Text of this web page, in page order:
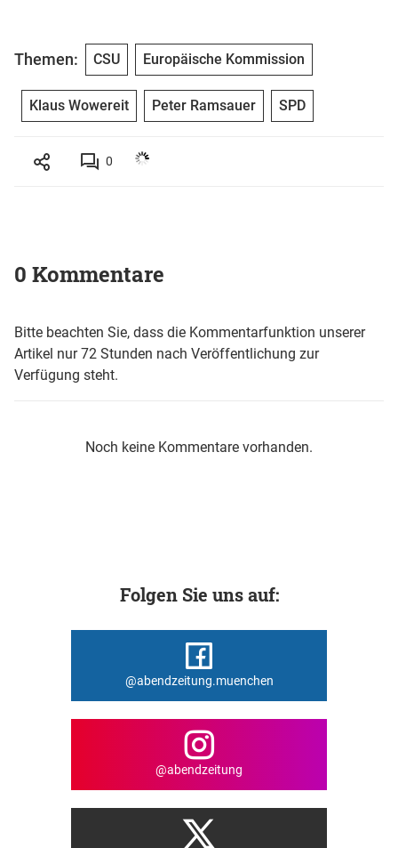
Themen: CSU Europäische Kommission
Klaus Wowereit Peter Ramsauer SPD
0
0 Kommentare
Bitte beachten Sie, dass die Kommentarfunktion unserer
Artikel nur 72 Stunden nach Veröffentlichung zur
Verfügung steht.
Noch keine Kommentare vorhanden.
Folgen Sie uns auf:
@abendzeitung.muenchen
@abendzeitung